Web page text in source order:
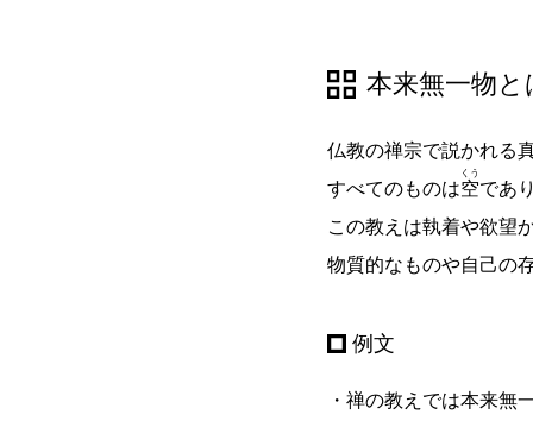
本来無一物と
仏教の禅宗で説かれる
すべてのものは空
くう
であ
この教えは執着や欲望
物質的なものや自己の
例文
・禅の教えでは本来無